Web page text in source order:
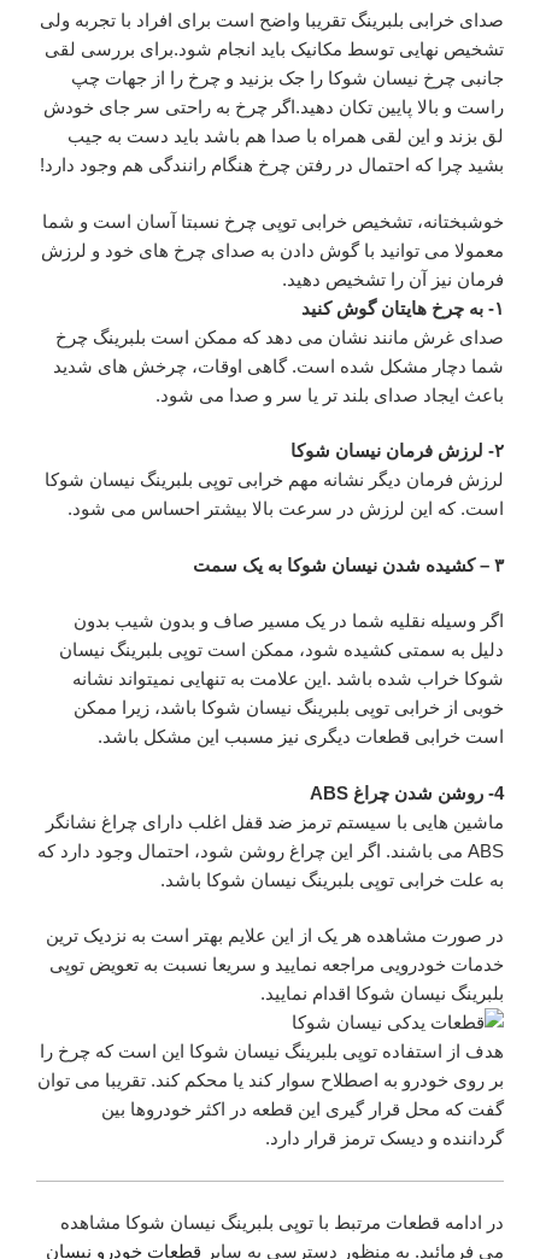
صدای خرابی بلبرینگ تقریبا واضح است برای افراد با تجربه ولی
تشخیص نهایی توسط مکانیک باید انجام شود.برای بررسی لقی
جانبی چرخ نیسان شوکا را جک بزنید و چرخ را از جهات چپ
راست و بالا پایین تکان دهید.اگر چرخ به راحتی سر جای خودش
لق بزند و این لقی همراه با صدا هم باشد باید دست به جیب
بشید چرا که احتمال در رفتن چرخ هنگام رانندگی هم وجود دارد!
خوشبختانه، تشخیص خرابی توپی چرخ نسبتا آسان است و شما
معمولا می توانید با گوش دادن به صدای چرخ های خود و لرزش
فرمان نیز آن را تشخیص دهید.
۱- به چرخ هایتان گوش کنید
صدای غرش مانند نشان می دهد که ممکن است بلبرینگ چرخ
شما دچار مشکل شده است. گاهی اوقات، چرخش های شدید
باعث ایجاد صدای بلند تر یا سر و صدا می شود.
۲- لرزش فرمان نیسان شوکا
لرزش فرمان دیگر نشانه مهم خرابی توپی بلبرینگ نیسان شوکا
است. که این لرزش در سرعت بالا بیشتر احساس می شود.
۳ – کشیده شدن نیسان شوکا به یک سمت
اگر وسیله نقلیه شما در یک مسیر صاف و بدون شیب بدون
دلیل به سمتی کشیده شود، ممکن است توپی بلبرینگ نیسان
شوکا خراب شده باشد .این علامت به تنهایی نمیتواند نشانه
خوبی از خرابی توپی بلبرینگ نیسان شوکا باشد، زیرا ممکن
است خرابی قطعات دیگری نیز مسبب این مشکل باشد.
4- روشن شدن چراغ ABS
ماشین هایی با سیستم ترمز ضد قفل اغلب دارای چراغ نشانگر
ABS می باشند. اگر این چراغ روشن شود، احتمال وجود دارد که
به علت خرابی توپی بلبرینگ نیسان شوکا باشد.
در صورت مشاهده هر یک از این علایم بهتر است به نزدیک ترین
خدمات خودرویی مراجعه نمایید و سریعا نسبت به تعویض توپی
بلبرینگ نیسان شوکا اقدام نمایید.
هدف از استفاده توپی بلبرینگ نیسان شوکا این است که چرخ را
بر روی خودرو به اصطلاح سوار کند یا محکم کند. تقریبا می توان
گفت که محل قرار گیری این قطعه در اکثر خودروها بین
گرداننده و دیسک ترمز قرار دارد.
در ادامه قطعات مرتبط با توپی بلبرینگ نیسان شوکا مشاهده
می فرمائید. به منظور دسترسی به سایر قطعات خودرو نیسان